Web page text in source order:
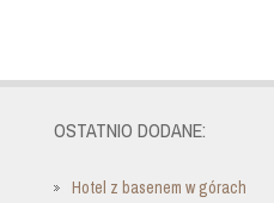
OSTATNIO DODANE:
Hotel z basenem w górach